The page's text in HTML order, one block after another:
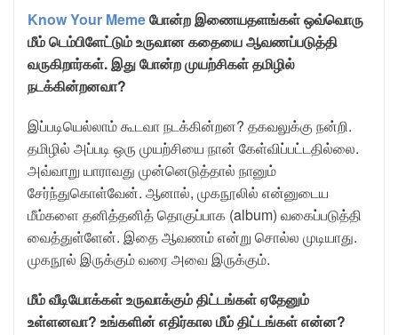
Know Your Memeபோன்ற இணையதளங்கள் ஒவ்வொரு
மீம் டெம்பிளேட்டும் உருவான கதையை ஆவணப்படுத்தி
வருகிறார்கள். இது போன்ற முயற்சிகள் தமிழில்
நடக்கின்றனவா?
இப்படியெல்லாம் கூடவா நடக்கின்றன? தகவலுக்கு நன்றி.
தமிழில் அப்படி ஒரு முயற்சியை நான் கேள்விப்பட்டதில்லை.
அவ்வாறு யாராவது முன்னெடுத்தால் நானும்
சேர்ந்துகொள்வேன். ஆனால், முகநூலில் என்னுடைய
மீம்களை தனித்தனித் தொகுப்பாக (album) வகைப்படுத்தி
வைத்துள்ளேன். இதை ஆவணம் என்று சொல்ல முடியாது.
முகநூல் இருக்கும் வரை அவை இருக்கும்.
மீம் வீடியோக்கள் உருவாக்கும் திட்டங்கள் ஏதேனும்
உள்ளனவா? உங்களின் எதிர்கால மீம் திட்டங்கள் என்ன?